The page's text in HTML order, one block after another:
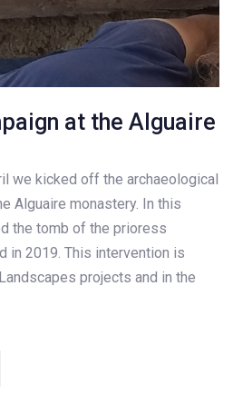
at the Alguaire
we kicked off the archaeological
Alguaire monastery. In this
the tomb of the prioress
in 2019. This intervention is
projects and in the